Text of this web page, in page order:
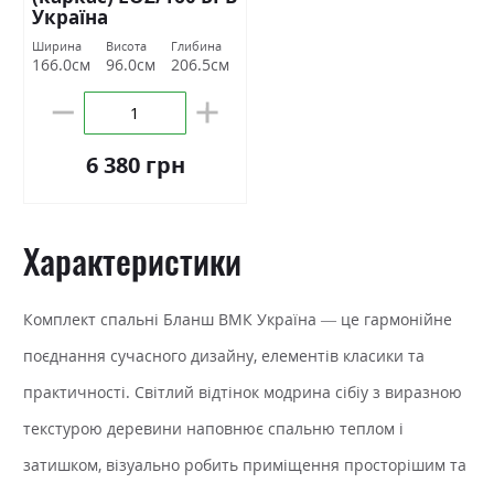
Україна
Ширина
166.0см
Висота
96.0см
Глибина
206.5см
6 380 грн
Характеристики
Комплект спальні Бланш ВМК Україна — це гармонійне
поєднання сучасного дизайну, елементів класики та
практичності. Світлий відтінок модрина сібіу з виразною
текстурою деревини наповнює спальню теплом і
затишком, візуально робить приміщення просторішим та